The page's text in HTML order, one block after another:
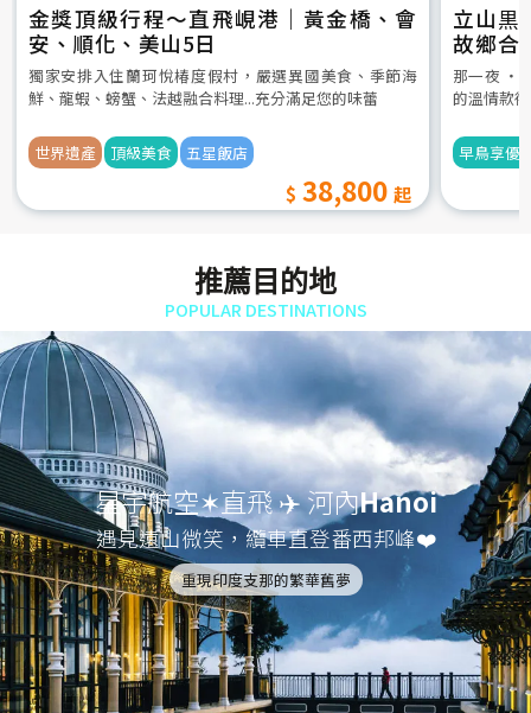
金獎頂級行程～直飛峴港｜黃金橋、會
安、順化、美山5日
獨家安排入住蘭珂悅椿度假村，嚴選異國美食、季節海
鮮、龍蝦、螃蟹、法越融合料理...充分滿足您的味蕾
世界遺產 頂級美食 五星飯店
38,800
立山黒
故鄉合
5日
那一夜 ‧
的溫情款
早鳥享優
推薦目的地
POPULAR DESTINATIONS
星宇航空✶直飛 ✈️ 河內Hanoi
遇見遠山微笑，纜車直登番西邦峰❤️
重現印度支那的繁華舊夢